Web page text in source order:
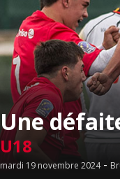
Une
U18
mardi 19 novembre 2024-